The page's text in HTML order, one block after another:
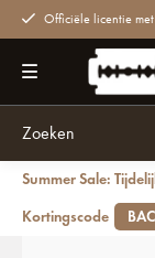
Officiële licentie met
Summer Sale:
Kortingscode
Shelby